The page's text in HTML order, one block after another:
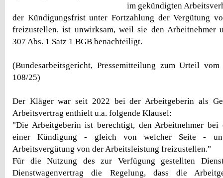
im gekündigten
der Kündigungsfrist unter Fortzahlung der Vergütung
freizustellen, ist unwirksam, weil sie den Arbeitnehmer
307 Abs. 1 Satz 1 BGB benachteiligt.
(Bundesarbeitsgericht, Pressemitteilung zum Urteil
108/25)
Der Kläger war seit 2022 bei der Arbeitgeberin als
Arbeitsvertrag enthielt u.a. folgende Klausel:
"Die Arbeitgeberin ist berechtigt, den Arbeitnehmer bei
einer Kündigung - gleich von welcher Seite -
Arbeitsvergütung von der Arbeitsleistung freizustellen."
Für die Nutzung des zur Verfügung gestellten
Dienstwagenvertrag die Regelung, dass die